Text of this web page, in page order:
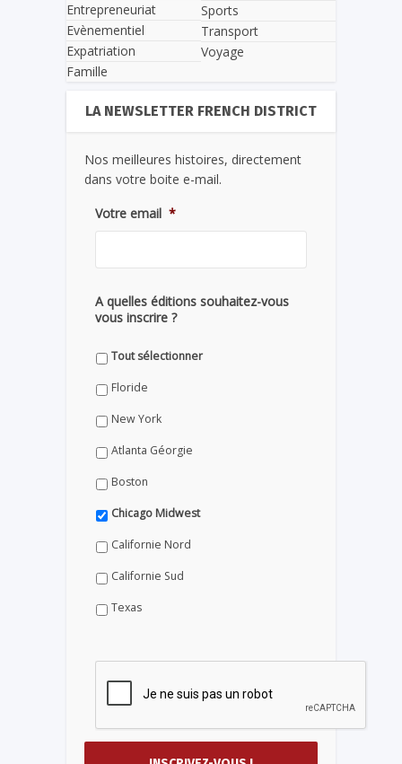
Entrepreneuriat
Evènementiel
Expatriation
Famille
Sports
Transport
Voyage
LA NEWSLETTER FRENCH DISTRICT
Nos meilleures histoires, directement
dans votre boite e-mail.
Votre email *
A quelles éditions souhaitez-vous
vous inscrire ?
Tout sélectionner
Floride
New York
Atlanta Géorgie
Boston
Chicago Midwest
Californie Nord
Californie Sud
Texas